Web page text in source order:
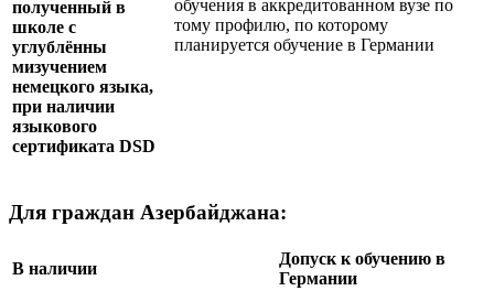
обучения в аккредитованном вузе по
тому профилю, по которому
планируется обучение в Германии
полученный в
школе с
углублённы
мизучением
немецкого языка,
при наличии
языкового
сертификата DSD
Для граждан Азербайджана:
В наличии
Допуск к обучению в
Германии